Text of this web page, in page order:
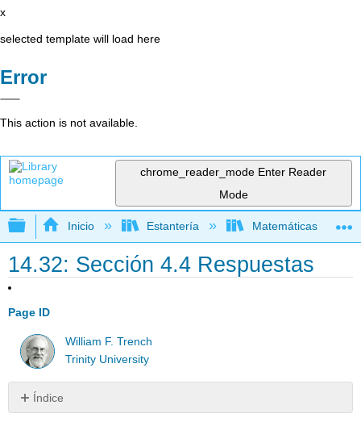
x
selected template will load here
Error
This action is not available.
chrome_reader_mode Enter Reader
Mode
Expandir/contraer jerarquía global
Inicio Estantería Matemáticas
14.32: Sección 4.4 Respuestas
Page ID
William F. Trench
Trinity University
Índice
Sin